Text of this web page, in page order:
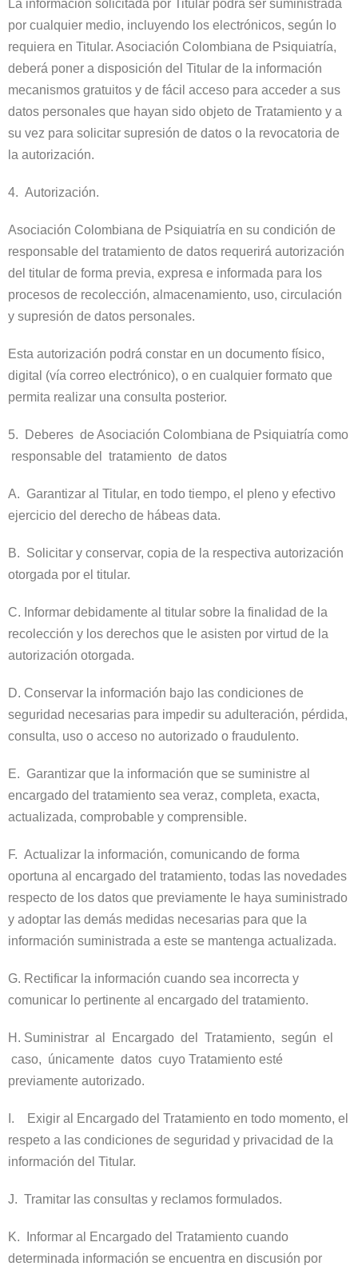
La información solicitada por Titular podrá ser suministrada
por cualquier medio, incluyendo los electrónicos, según lo
requiera en Titular. Asociación Colombiana de Psiquiatría,
deberá poner a disposición del Titular de la información
mecanismos gratuitos y de fácil acceso para acceder a sus
datos personales que hayan sido objeto de Tratamiento y a
su vez para solicitar supresión de datos o la revocatoria de
la autorización.
4. Autorización.
Asociación Colombiana de Psiquiatría en su condición de
responsable del tratamiento de datos requerirá autorización
del titular de forma previa, expresa e informada para los
procesos de recolección, almacenamiento, uso, circulación
y supresión de datos personales.
Esta autorización podrá constar en un documento físico,
digital (vía correo electrónico), o en cualquier formato que
permita realizar una consulta posterior.
5. Deberes de Asociación Colombiana de Psiquiatría como
responsable del tratamiento de datos
A. Garantizar al Titular, en todo tiempo, el pleno y efectivo
ejercicio del derecho de hábeas data.
B. Solicitar y conservar, copia de la respectiva autorización
otorgada por el titular.
C. Informar debidamente al titular sobre la finalidad de la
recolección y los derechos que le asisten por virtud de la
autorización otorgada.
D. Conservar la información bajo las condiciones de
seguridad necesarias para impedir su adulteración, pérdida,
consulta, uso o acceso no autorizado o fraudulento.
E. Garantizar que la información que se suministre al
encargado del tratamiento sea veraz, completa, exacta,
actualizada, comprobable y comprensible.
F. Actualizar la información, comunicando de forma
oportuna al encargado del tratamiento, todas las novedades
respecto de los datos que previamente le haya suministrado
y adoptar las demás medidas necesarias para que la
información suministrada a este se mantenga actualizada.
G. Rectificar la información cuando sea incorrecta y
comunicar lo pertinente al encargado del tratamiento.
H. Suministrar al Encargado del Tratamiento, según el
caso, únicamente datos cuyo Tratamiento esté
previamente autorizado.
I. Exigir al Encargado del Tratamiento en todo momento, el
respeto a las condiciones de seguridad y privacidad de la
información del Titular.
J. Tramitar las consultas y reclamos formulados.
K. Informar al Encargado del Tratamiento cuando
determinada información se encuentra en discusión por